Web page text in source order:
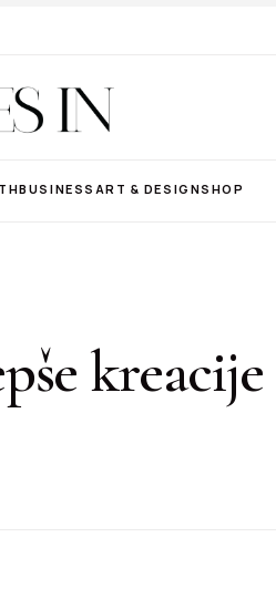
BUSINESS ART & DESIGNSHOP